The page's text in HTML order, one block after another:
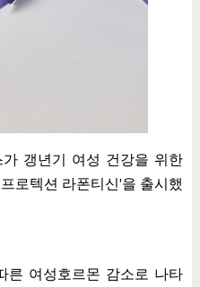
갱년기 여성 건강을 위한
로텍션 라폰티신'을 출시했
른 여성호르몬 감소로 나타